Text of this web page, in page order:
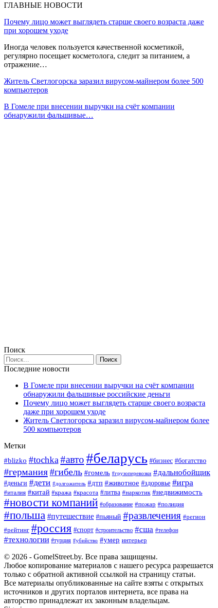
ГЛАВНЫЕ НОВОСТИ
Почему лицо может выглядеть старше своего возраста даже
при хорошем уходе
Иногда человек пользуется качественной косметикой,
регулярно посещает косметолога, следит за питанием, а
отражение…
Житель Светлогорска заразил вирусом-майнером более 500
компьютеров
В Гомеле при внесении выручки на счёт компании
обнаружили фальшивые…
Поиск
Последние новости
В Гомеле при внесении выручки на счёт компании
обнаружили фальшивые российские деньги
Почему лицо может выглядеть старше своего возраста
даже при хорошем уходе
Житель Светлогорска заразил вирусом-майнером более
500 компьютеров
Метки
#blizko #tochka#авто #беларусь #бизнес #богатство
#германия#гибель #гомель #грузоперевозки #дальнобойщик
#деньги #дети #долгожитель #дтп #животное #здоровье #игра
#италия #китай #кража #красота #литва #наркотик #недвижимость
#новости компаний #образование #пожар #полиция
#польша #путешествие #пьяный #развлечения #регион
#рейтинг #россия #спорт #строительство #сша #телефон
#технологии #турция #убийство #умер интерьер
© 2026 - GomelStreet.by. Все права защищены.
Любое копирование материалов с нашего ресурса разрешается
только с обратной активной ссылкой на страницу статьи.
Все материалы опубликованные на сайте взяты с открытых
источников и других порталов интернета, все права на
авторство принадлежат их законным владельцам.